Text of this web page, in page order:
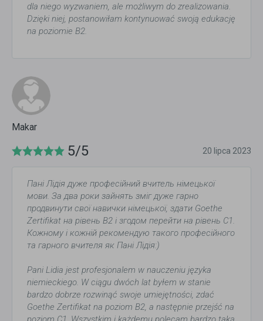
dla niego wyzwaniem, ale możliwym do zrealizowania.
Dzięki niej, postanowiłam kontynuować swoją edukację
na poziomie B2.
Makar
5/5 20 lipca 2023
Пані Лідія дуже професійний вчитель німецької
мови. За два роки зайнять зміг дуже гарно
продвинути свої навички німецької, здати Goethe
Zertifikat на рівень B2 і згодом перейти на рівень C1.
Кожному і кожній рекомендую такого професійного
та гарного вчителя як Пані Лідія:)
Pani Lidia jest profesjonalem w nauczeniu języka
niemieckiego. W ciągu dwóch lat byłem w stanie
bardzo dobrze rozwinąć swoje umiejętności, zdać
Goethe Zertifikat na poziom B2, a następnie przejść na